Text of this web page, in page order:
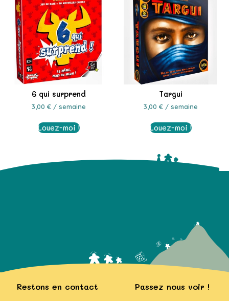
6 qui surprend
3,00 €/ semaine
Louez-moi !
Targui
3,00 €/ semaine
Louez-moi !
Restons en contact Passez nous voir !